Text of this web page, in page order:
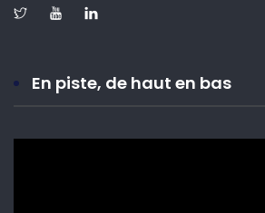
En piste, de haut en bas